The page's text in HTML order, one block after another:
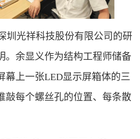
圳光祥科技股份有限公司的研
。余显义作为结构工程师储备
幕上一张LED显示屏箱体的三
敲每个螺丝孔的位置、每条散